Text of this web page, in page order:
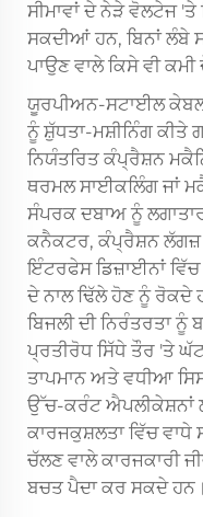
ਸੀਮਾਵਾਂ ਦੇ ਨੇੜੇ ਵੋਲਟੇਜ
ਸਕਦੀਆਂ ਹਨ, ਬਿਨਾਂ ਲੰਬੇ
ਪਾਉਣ ਵਾਲੇ ਕਿਸੇ ਵੀ ਕਮੀ
ਯੂਰਪੀਅਨ-ਸਟਾਈਲ
ਨੂੰ ਸ਼ੁੱਧਤਾ-ਮਸ਼ੀਨਿੰਗ
ਨਿਯੰਤਰਿਤ ਕੰਪ੍ਰੈਸ਼ਨ
ਥਰਮਲ ਸਾਈਕਲਿੰਗ ਜਾਂ
ਸੰਪਰਕ ਦਬਾਅ ਨੂੰ
ਕਨੈਕਟਰ, ਕੰਪ੍ਰੈਸ਼ਨ ਲੱਗਜ਼
ਇੰਟਰਫੇਸ ਡਿਜ਼ਾਈਨਾਂ
ਦੇ ਨਾਲ ਢਿੱਲੇ ਹੋਣ ਨੂੰ ਰੋਕਦੇ
ਬਿਜਲੀ ਦੀ ਨਿਰੰਤਰਤਾ
ਪ੍ਰਤੀਰੋਧ ਸਿੱਧੇ ਤੌਰ 'ਤੇ
ਤਾਪਮਾਨ ਅਤੇ ਵਧੀਆ
ਉੱਚ-ਕਰੰਟ
ਕਾਰਜਕੁਸ਼ਲਤਾ ਵਿੱਚ
ਚੱਲਣ ਵਾਲੇ ਕਾਰਜਕਾਰੀ
ਬਚਤ ਪੈਦਾ ਕਰ ਸਕਦੇ ਹਨ।